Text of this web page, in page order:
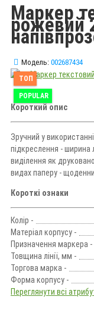
Маркер
рожевий
Модель: 002687434
ТОП
POPULAR
Короткий опис
Зручний у
підкреслення - ширина
виділення як
видах паперу -
Короткі ознаки
Колір -
Матеріал корпусу -
Призначення маркера -
Товщина лінії, мм -
Торгова марка -
Форма корпусу -
Переглянути всі